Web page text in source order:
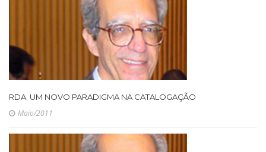
RDA: UM NOVO PARADIGMA NA CATALOGAÇÃO
Maio/2011